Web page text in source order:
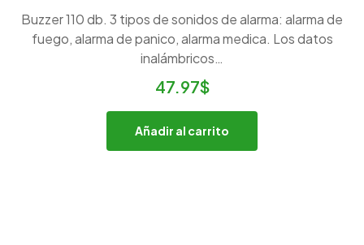
Buzzer 110 db. 3 tipos de sonidos de alarma: alarma de
fuego, alarma de panico, alarma medica. Los datos
inalámbricos…
47.97$
Añadir al carrito